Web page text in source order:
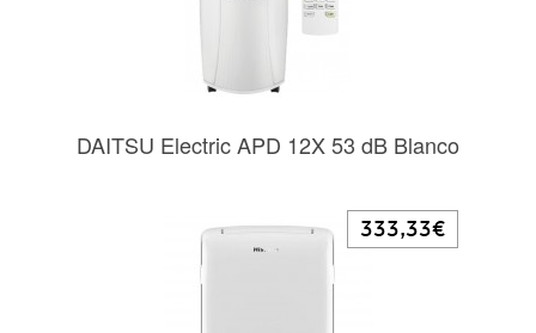
DAITSU Electric APD 12X 53 dB Blanco
333,33€